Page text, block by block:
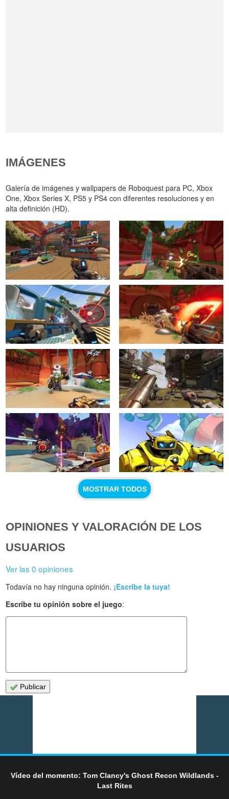
IMÁGENES
Galería de imágenes y wallpapers de Roboquest para PC, Xbox
One, Xbox Series X, PS5 y PS4 con diferentes resoluciones y en
alta definición (HD).
MOSTRAR TODOS
OPINIONES Y VALORACIÓN DE LOS
USUARIOS
Ver las 0 opiniones
Todavía no hay ninguna opinión. ¡Escribe la tuya!
Escribe tu opinión sobre el juego:
Publicar
Vídeo del momento: Tom Clancy's Ghost Recon Wildlands -
Last Rites